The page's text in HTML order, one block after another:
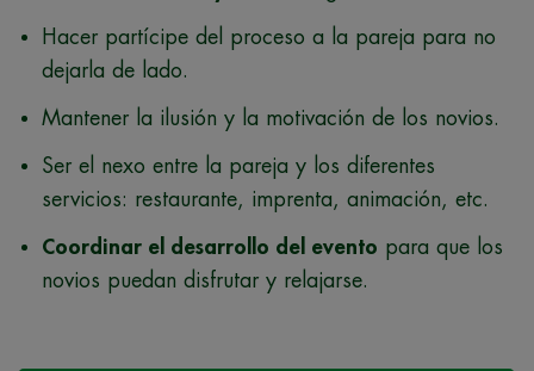
Hacer partícipe del proceso a la pareja para no
dejarla de lado.
Mantener la ilusión y la motivación de los novios.
Ser el nexo entre la pareja y los diferentes
servicios: restaurante, imprenta, animación, etc.
Coordinar el desarrollo del evento para que los
novios puedan disfrutar y relajarse.